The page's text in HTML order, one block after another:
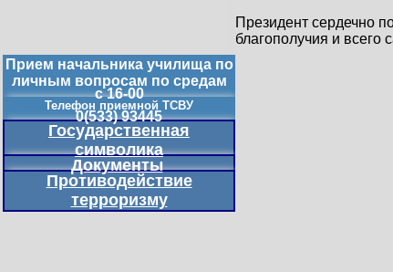
Президент сердечно
благополучия и всего
Прием начальника училища по
личным вопросам по средам
с 16-00
Телефон приемной ТСВУ
0(533) 93445
Государственная
символика
Документы
Противодействие
терроризму